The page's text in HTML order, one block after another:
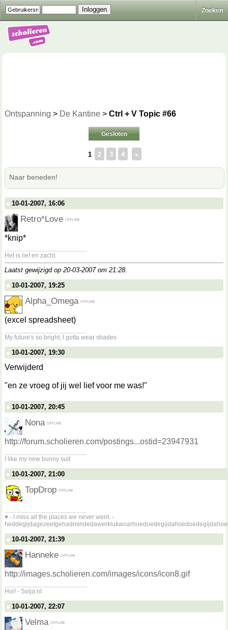
Zoeken
Ontspanning > De Kantine > Ctrl + V Topic #66
Gesloten
1 2 3 4 »
Naar beneden!
10-01-2007, 16:06
Retro*Love
*knip*
Het is lief en zacht.
Laatst gewijzigd op 20-03-2007 om 21:28.
10-01-2007, 19:25
Alpha_Omega
(excel spreadsheet)
My future's so bright; I gotta wear shades
10-01-2007, 19:30
Verwijderd
"en ze vroeg of jij wel lief voor me was!"
10-01-2007, 20:45
Nona
http://forum.scholieren.com/postings...ostid=23947931
I like my new bunny suit
10-01-2007, 21:00
TopDrop
♥ - I miss all the places we never went. -
10-01-2007, 21:39
Hanneke
http://images.scholieren.com/images/icons/icon8.gif
Hoi! - Soija.nl
10-01-2007, 22:07
Velma